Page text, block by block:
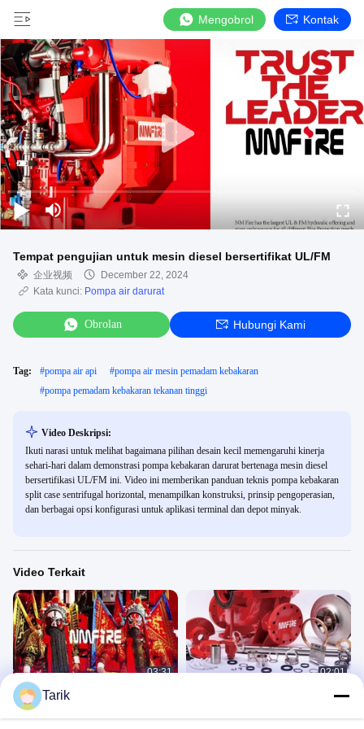
Mengobrol Kontak
Tempat pengujian untuk mesin diesel bersertifikat UL/FM
企业视频
December 22, 2024
Kata kunci: Pompa air darurat
Obrolan Hubungi Kami
Tag: #pompa air api #pompa air mesin pemadam kebakaran
#pompa pemadam kebakaran tekanan tinggi
Video Deskripsi:
Ikuti narasi untuk melihat bagaimana pilihan desain kecil memengaruhi kinerja
sehari-hari dalam demonstrasi pompa kebakaran darurat bertenaga mesin diesel
bersertifikasi UL/FM ini. Video ini memberikan panduan teknis pompa kebakaran
split case sentrifugal horizontal, menampilkan konstruksi, prinsip pengoperasian,
dan berbagai opsi konfigurasi untuk aplikasi terminal dan depot minyak.
Video Terkait
03:31
Dewa Pintu — Semangat Perwalian |
NMFIRE
02:01
Tarik